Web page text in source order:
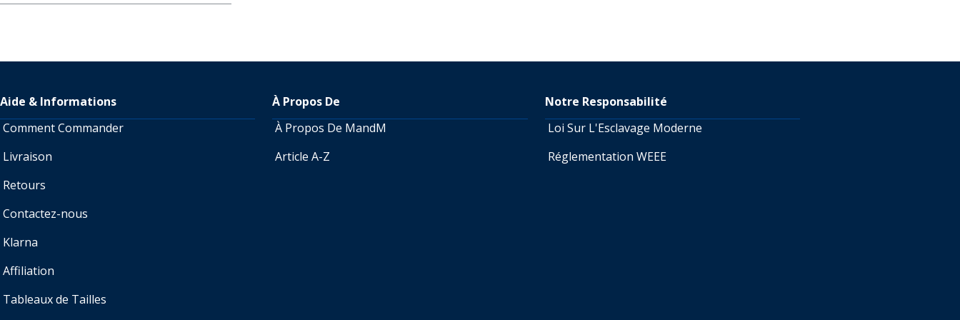
Aide & Informations
Comment Commander
Livraison
Retours
Contactez-nous
Klarna
Affiliation
Tableaux de Tailles
À Propos De
À Propos De MandM
Article A-Z
Notre Responsabilité
Loi Sur L'Esclavage Moderne
Réglementation WEEE